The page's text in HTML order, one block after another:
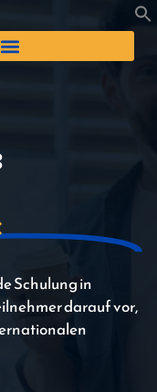
Schulung in
darauf vor,